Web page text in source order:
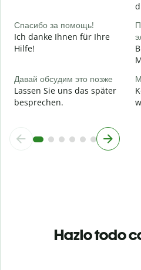
Спасибо за помощь!
Ich danke Ihnen für Ihre
Hilfe!
Давай обсудим это позже
Lassen Sie uns das später
besprechen.
Hazlo todo